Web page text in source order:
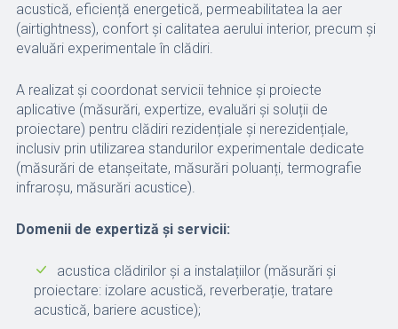
acustică, eficiență energetică, permeabilitatea la aer
(airtightness), confort și calitatea aerului interior, precum și
evaluări experimentale în clădiri.
A realizat și coordonat servicii tehnice și proiecte
aplicative (măsurări, expertize, evaluări și soluții de
proiectare) pentru clădiri rezidențiale și nerezidențiale,
inclusiv prin utilizarea standurilor experimentale dedicate
(măsurări de etanșeitate, măsurări poluanți, termografie
infraroșu, măsurări acustice).
Domenii de expertiză și servicii:
acustica clădirilor și a instalațiilor (măsurări și
proiectare: izolare acustică, reverberație, tratare
acustică, bariere acustice);